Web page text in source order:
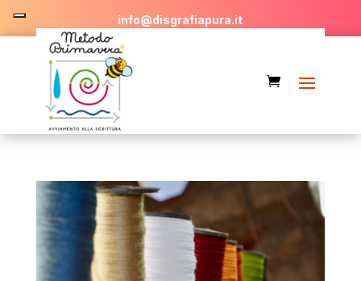
info@disgrafiapura.it